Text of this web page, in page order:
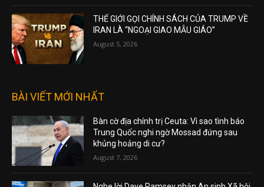
THẾ GIỚI GỌI CHÍNH SÁCH CỦA TRUMP VỀ
IRAN LÀ “NGOẠI GIAO MẪU GIÁO”
August 5, 2026
BÀI VIẾT MỚI NHẤT
Bàn cờ địa chính trị Ceuta: Vì sao tình báo
Trung Quốc nghi ngờ Mossad đứng sau
khủng hoảng di cư?
August 7, 2026